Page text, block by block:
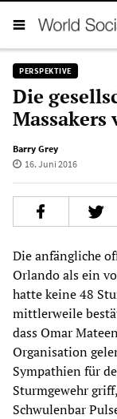
PERSPEKTIVE
Die
Massakers
Barry Grey
16. Juni 2016
Die anfängliche
Orlando als ein
hatte keine 48
mittlerweile
dass Omar
Organisation
Sympathien für
Sturmgewehr
Schwulenbar